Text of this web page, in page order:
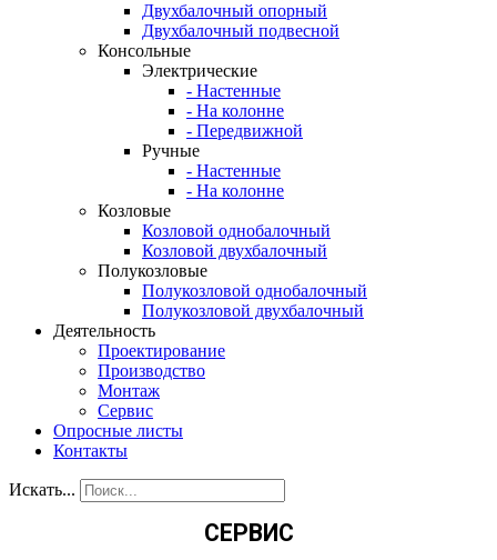
Двухбалочный опорный
Двухбалочный подвесной
Консольные
Электрические
- Настенные
- На колонне
- Передвижной
Ручные
- Настенные
- На колонне
Козловые
Козловой однобалочный
Козловой двухбалочный
Полукозловые
Полукозловой однобалочный
Полукозловой двухбалочный
Деятельность
Проектирование
Производство
Монтаж
Сервис
Опросные листы
Контакты
Искать...
СЕРВИС